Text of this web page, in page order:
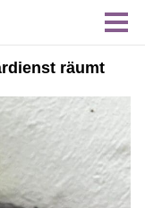
räumt